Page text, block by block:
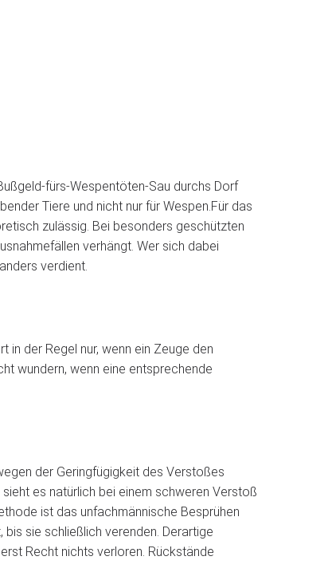
fürs-Wespentöten-Sau durchs Dorf
Tiere und nicht nur für Wespen. Für das
zulässig. Bei besonders geschützten
verhängt. Wer sich dabei
verdient.
der Regel nur, wenn ein Zeuge den
wundern, wenn eine entsprechende
der Geringfügigkeit des Verstoßes
es natürlich bei einem schweren Verstoß
ist das unfachmännische Besprühen
sie schließlich verenden. Derartige
Recht nichts verloren. Rückstände